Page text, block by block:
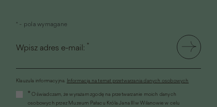
* - pola wymagane
Wpisz adres e-mail: *
Klauzula informacyjna. Informacja na temat przetwarzania danych osobowych
otworzy
* Oświadczam, że wyrażam zgodę na przetwarzanie moich danych
osobowych przez Muzeum Pałacu Króla Jana III w Wilanowie w celu